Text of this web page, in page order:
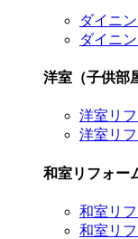
ダイニ
ダイニ
洋室（子供部
洋室リ
洋室リ
和室リフォー
和室リ
和室リ